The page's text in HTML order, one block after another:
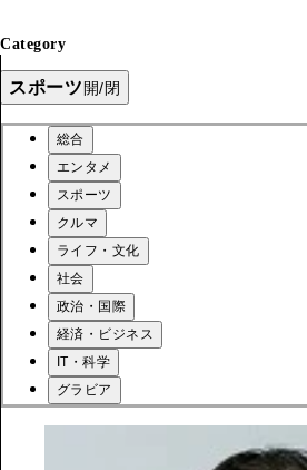
Category
スポーツ開/閉
総合
エンタメ
スポーツ
クルマ
ライフ・文化
社会
政治・国際
経済・ビジネス
IT・科学
グラビア